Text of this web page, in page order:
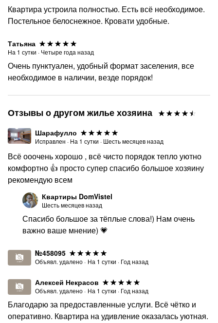
Квартира устроила полностью. Есть всё необходимое.
Постельное белоснежное. Кровати удобные.
Татьяна
На 1 сутки · Четыре года назад
Очень пунктуален, удобный формат заселения, все
необходимое в наличии, везде порядок!
Отзывы о другом жилье хозяина
Шарафулло
Исправлен · На 1 сутки · Шесть месяцев назад
Всё ооочень хорошо , всё чисто порядок тепло уютно
комфортно 👍 просто супер спасибо большое хозяину
рекомендую всем
Квартиры DomVistel
Шесть месяцев назад
Спасибо большое за тёплые слова!) Нам очень
важно ваше мнение) 💗
№458095
Объявл. удалено · На 1 сутки · Год назад
Алексей Некрасов
Объявл. удалено · На 1 сутки · Год назад
Благодарю за предоставленные услуги. Всё чётко и
оперативно. Квартира на удивление оказалась уютная.